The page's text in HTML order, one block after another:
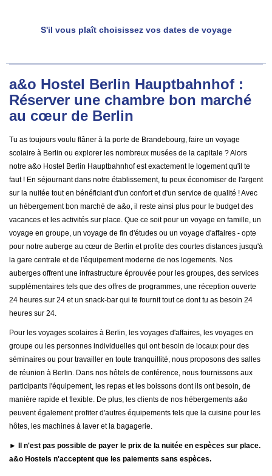
S'il vous plaît choisissez vos dates de voyage
a&o Hostel Berlin Hauptbahnhof :
Réserver une chambre bon marché
au cœur de Berlin
Tu as toujours voulu flâner à la porte de Brandebourg, faire un voyage
scolaire à Berlin ou explorer les nombreux musées de la capitale ? Alors
notre a&o Hostel Berlin Hauptbahnhof est exactement le logement qu'il te
faut ! En séjournant dans notre établissement, tu peux économiser de l'argent
sur la nuitée tout en bénéficiant d'un confort et d'un service de qualité ! Avec
un hébergement bon marché de a&o, il reste ainsi plus pour le budget des
vacances et les activités sur place. Que ce soit pour un voyage en famille, un
voyage en groupe, un voyage de fin d'études ou un voyage d'affaires - opte
pour notre auberge au cœur de Berlin et profite des courtes distances jusqu'à
la gare centrale et de l'équipement moderne de nos logements. Nos
auberges offrent une infrastructure éprouvée pour les groupes, des services
supplémentaires tels que des offres de programmes, une réception ouverte
24 heures sur 24 et un snack-bar qui te fournit tout ce dont tu as besoin 24
heures sur 24.
Pour les voyages scolaires à Berlin, les voyages d'affaires, les voyages en
groupe ou les personnes individuelles qui ont besoin de locaux pour des
séminaires ou pour travailler en toute tranquillité, nous proposons des salles
de réunion à Berlin. Dans nos hôtels de conférence, nous fournissons aux
participants l'équipement, les repas et les boissons dont ils ont besoin, de
manière rapide et flexible. De plus, les clients de nos hébergements a&o
peuvent également profiter d'autres équipements tels que la cuisine pour les
hôtes, les machines à laver et la bagagerie.
► Il n'est pas possible de payer le prix de la nuitée en espèces sur place.
a&o Hostels n'acceptent que les paiements sans espèces.